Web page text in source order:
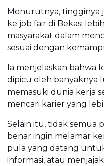
Menurutnya, tingginya
ke job fair di Bekasi
masyarakat dalam
sesuai dengan
Ia menjelaskan bahwa
dipicu oleh banyaknya
memasuki dunia kerja
mencari karier yang
Selain itu, tidak semua
benar ingin melamar
pula yang datang
informasi, atau